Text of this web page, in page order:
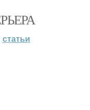
статьи